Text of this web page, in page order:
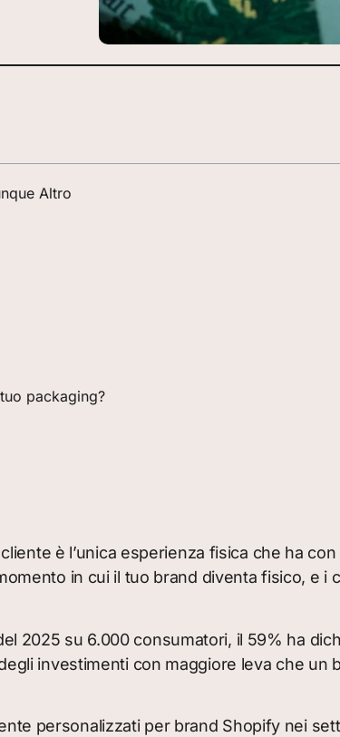
Altro
packaging?
è l’unica esperienza fisica che ha
in cui il tuo brand diventa fisico, e i
2025 su 6.000 consumatori, il 59% ha
investimenti con maggiore leva che
personalizzati per brand Shopify nei